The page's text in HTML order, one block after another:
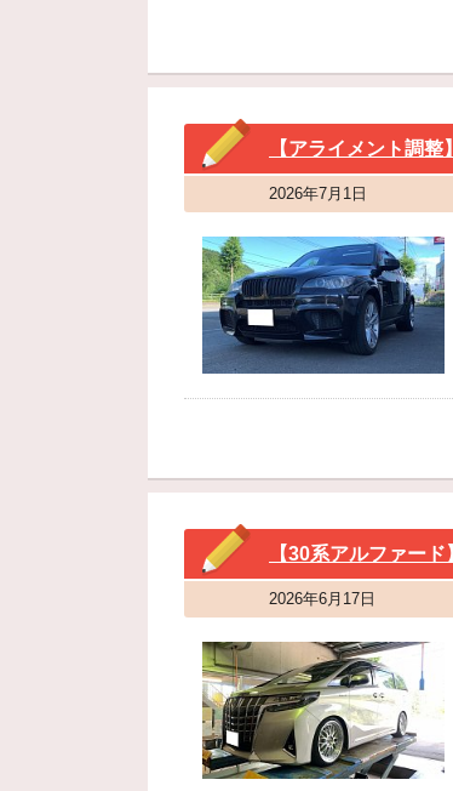
【アライメント調
2026年7月1日
【30系アルファー
2026年6月17日